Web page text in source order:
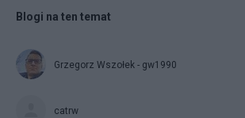
Blogi na ten temat
Grzegorz Wszołek - gw1990
catrw